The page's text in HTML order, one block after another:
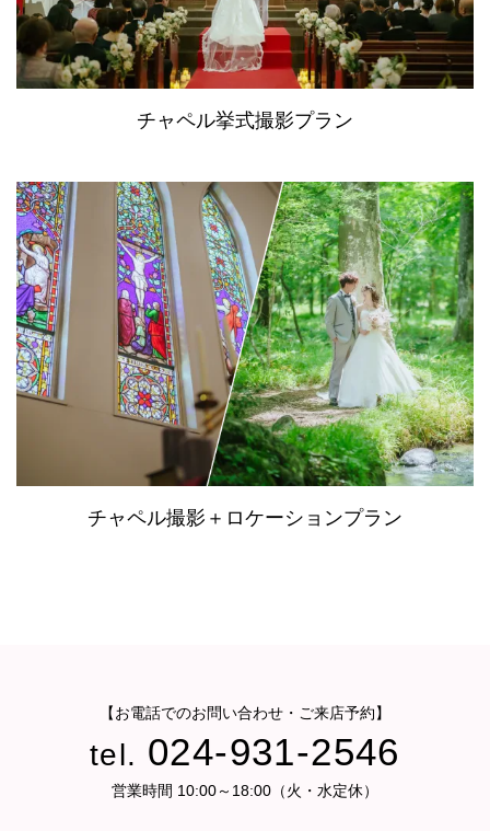
チャペル挙式撮影プラン
チャペル撮影＋ロケーションプラン
【お電話でのお問い合わせ・ご来店予約】
tel. 024-931-2546
営業時間 10:00～18:00（火・水定休）